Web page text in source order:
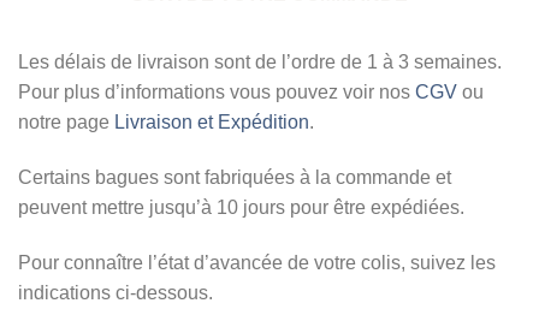
Les délais de livraison sont de l’ordre de 1 à 3 semaines.
Pour plus d’informations vous pouvez voir nos CGV ou
notre page Livraison et Expédition.
Certains bagues sont fabriquées à la commande et
peuvent mettre jusqu’à 10 jours pour être expédiées.
Pour connaître l’état d’avancée de votre colis, suivez les
indications ci-dessous.